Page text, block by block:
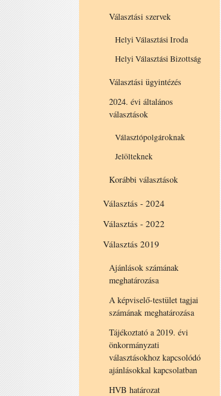
Választási szervek
Helyi Választási Iroda
Helyi Választási Bizottság
Választási ügyintézés
2024. évi általános
választások
Választópolgároknak
Jelölteknek
Korábbi választások
Választás - 2024
Választás - 2022
Választás 2019
Ajánlások számának
meghatározása
A képviselő-testület tagjai
számának meghatározása
Tájékoztató a 2019. évi
önkormányzati
választásokhoz kapcsolódó
ajánlásokkal kapcsolatban
HVB határozat